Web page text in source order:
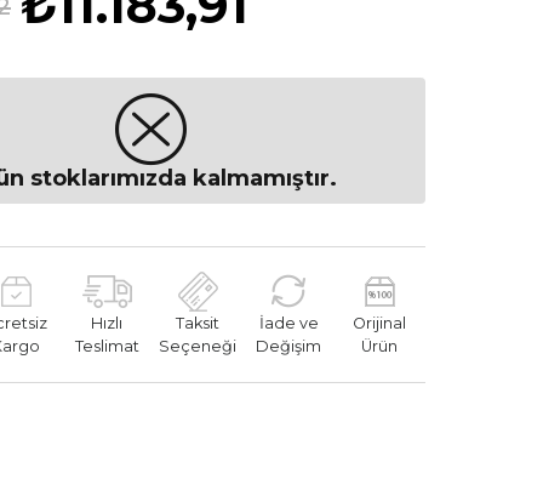
stoklarımızda kalmamıştır.
Hızlı
Teslimat
Taksit
Seçeneği
İade ve
Değişim
Orijinal
Ürün